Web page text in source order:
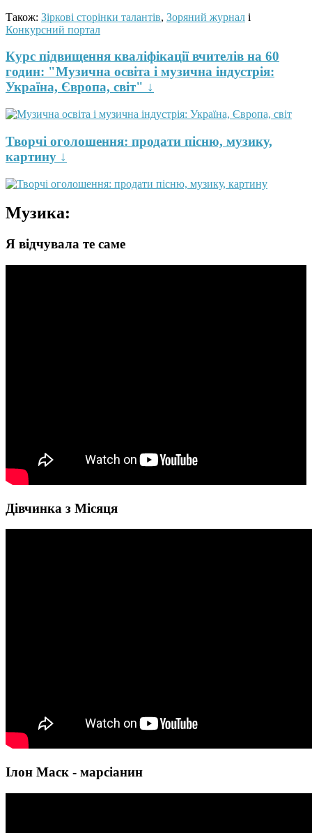
Також: Зіркові сторінки талантів, Зоряний журнал і
Конкурсний портал
Курс підвищення кваліфікації вчителів на 60
годин: "Музична освіта і музична індустрія:
Україна, Європа, світ" ↓
Творчі оголошення: продати пісню, музику,
картину ↓
Музика:
Я відчувала те саме
Дівчинка з Місяця
Ілон Маск - марсіанин